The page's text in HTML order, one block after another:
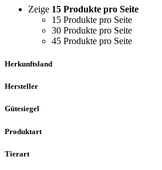
Zeige 15 Produkte pro Seite
15 Produkte pro Seite
30 Produkte pro Seite
45 Produkte pro Seite
Herkunftsland
Hersteller
Gütesiegel
Produktart
Tierart